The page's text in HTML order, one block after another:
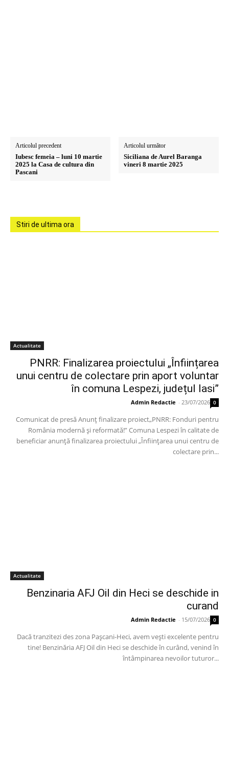
Articolul precedent
Iubesc femeia – luni 10 martie
2025 la Casa de cultura din
Pascani
Articolul următor
Siciliana de Aurel Baranga
vineri 8 martie 2025
Stiri de ultima ora
Actualitate
PNRR: Finalizarea proiectului „Înființarea
unui centru de colectare prin aport voluntar
în comuna Lespezi, județul Iasi”
Admin Redactie - 23/07/2026 0
Comunicat de presă Anunț finalizare proiect„PNRR: Fonduri pentru
România modernă și reformată!” Comuna Lespezi în calitate de
beneficiar anunță finalizarea proiectului „Înființarea unui centru de
colectare prin...
Actualitate
Benzinaria AFJ Oil din Heci se deschide in
curand
Admin Redactie - 15/07/2026 0
Dacă tranzitezi des zona Pașcani-Heci, avem vești excelente pentru
tine! Benzinăria AFJ Oil din Heci se deschide în curând, venind în
întâmpinarea nevoilor tuturor...